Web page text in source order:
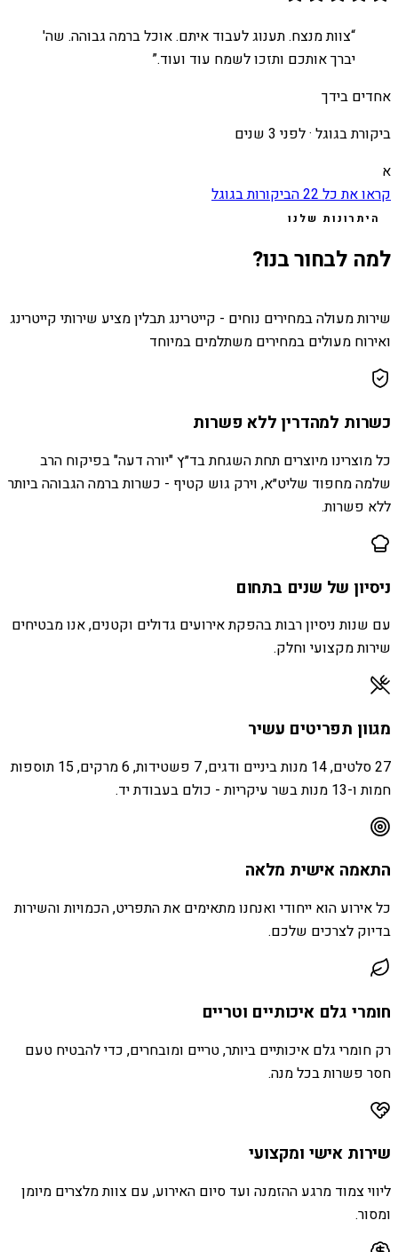
“צוות מנצח. תענוג לעבוד איתם. אוכל ברמה גבוהה. שה'
יברך אותכם ותזכו לשמח עוד ועוד.”
אחדים בידך
ביקורת בגוגל ·לפני 3 שנים
א
קראו את כל 22הביקורות בגוגל
היתרונות שלנו
למה לבחור בנו?
שירות מעולה במחירים נוחים - קייטרינג תבלין מציע שירותי קייטרינג
ואירוח מעולים במחירים משתלמים במיוחד
כשרות למהדרין ללא פשרות
כל מוצרינו מיוצרים תחת השגחת בד״ץ "יורה דעה" בפיקוח הרב
שלמה מחפוד שליט״א, וירק גוש קטיף - כשרות ברמה הגבוהה ביותר
ללא פשרות.
ניסיון של שנים בתחום
עם שנות ניסיון רבות בהפקת אירועים גדולים וקטנים, אנו מבטיחים
שירות מקצועי וחלק.
מגוון תפריטים עשיר
27 סלטים, 14 מנות ביניים ודגים, 7 פשטידות, 6 מרקים, 15 תוספות
חמות ו-13 מנות בשר עיקריות - כולם בעבודת יד.
התאמה אישית מלאה
כל אירוע הוא ייחודי ואנחנו מתאימים את התפריט, הכמויות והשירות
בדיוק לצרכים שלכם.
חומרי גלם איכותיים וטריים
רק חומרי גלם איכותיים ביותר, טריים ומובחרים, כדי להבטיח טעם
חסר פשרות בכל מנה.
שירות אישי ומקצועי
ליווי צמוד מרגע ההזמנה ועד סיום האירוע, עם צוות מלצרים מיומן
ומסור.